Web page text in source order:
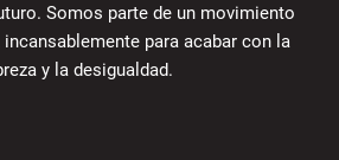
Somos parte de un movimiento
para acabar con la
y la desigualdad.